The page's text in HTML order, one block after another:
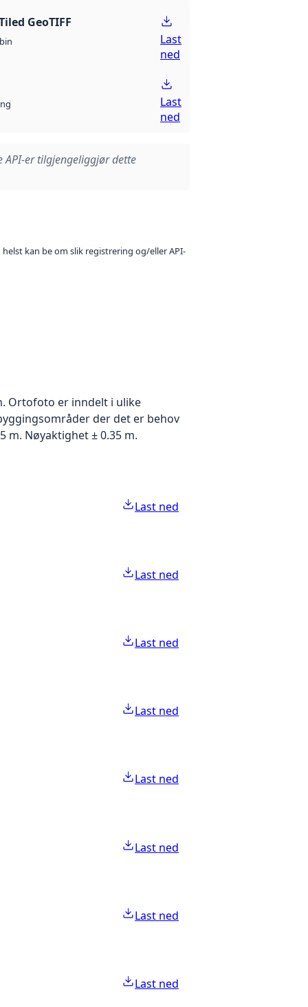
GeoTIFF
bin
Last
ned
Last
ned
API-er tilgjengeliggjør dette
kan be om slik registrering og/eller API-
Ortofoto er inndelt i ulike
der det er behov
m. Nøyaktighet ± 0.35 m.
Last ned
Last ned
Last ned
Last ned
Last ned
Last ned
Last ned
Last ned